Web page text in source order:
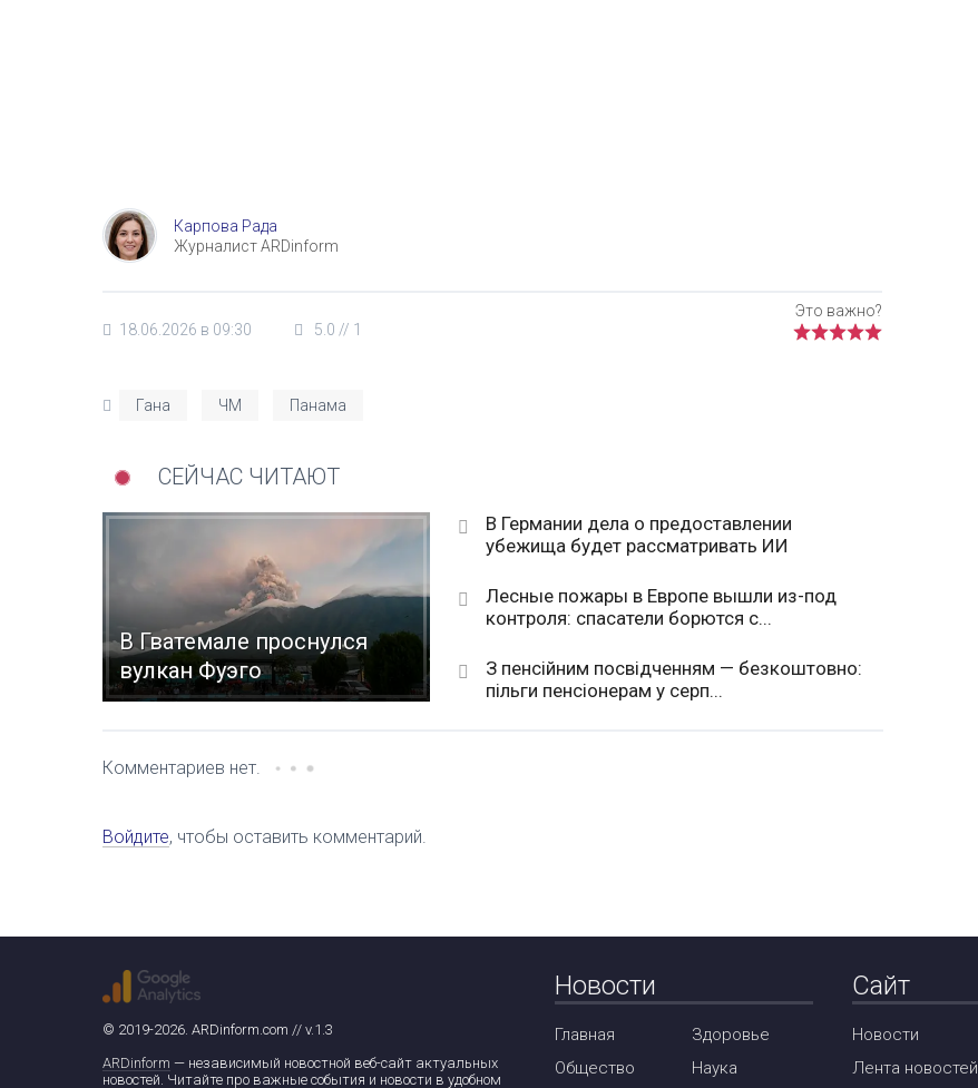
Карпова Рада
Журналист ARDinform
18.06.2026 в 09:30 5.0 // 1
Гана ЧМ Панама
СЕЙЧАС ЧИТАЮТ
В Гватемале проснулся
вулкан Фуэго
В Германии дела о предоставлении
убежища будет рассматривать ИИ
Лесные пожары в Европе вышли из-под
контроля: спасатели борются с...
З пенсійним посвідченням — безкоштовно:
пільги пенсіонерам у серп...
Комментариев нет.
Войдите, чтобы оставить комментарий.
© 2019-2026. ARDinform.com // v.1.3
ARDinform — независимый новостной веб-сайт актуальных
новостей. Читайте про важные события и новости в удобном
Новости
Главная
Общество
Здоровье
Наука
Сайт
Новости
Лента новостей